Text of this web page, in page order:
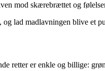
mod skærebrættet og
lad madlavningen blive et
retter er enkle og billige: